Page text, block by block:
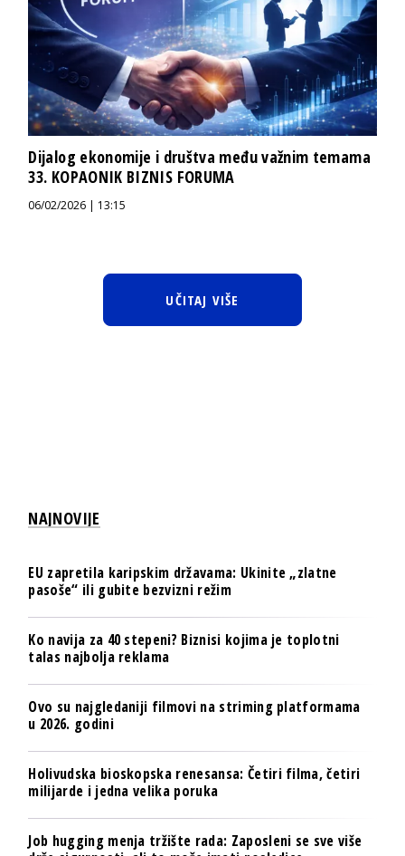
Dijalog ekonomije i društva među važnim temama
33. KOPAONIK BIZNIS FORUMA
06/02/2026 | 13:15
UČITAJ VIŠE
NAJNOVIJE
EU zapretila karipskim državama: Ukinite „zlatne
pasoše“ ili gubite bezvizni režim
Ko navija za 40 stepeni? Biznisi kojima je toplotni
talas najbolja reklama
Ovo su najgledaniji filmovi na striming platformama
u 2026. godini
Holivudska bioskopska renesansa: Četiri filma, četiri
milijarde i jedna velika poruka
Job hugging menja tržište rada: Zaposleni se sve više